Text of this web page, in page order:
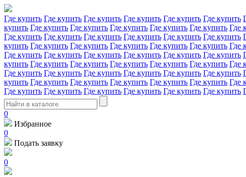
Где купить Где купить Где купить Где купить Где купить Где купить
купить Где купить Где купить Где купить Где купить Где купить Где
Где купить Где купить Где купить Где купить Где купить Где купить
купить Где купить Где купить Где купить Где купить Где купить Где
Где купить Где купить Где купить Где купить Где купить Где купить
купить Где купить Где купить Где купить Где купить Где купить Где
Где купить Где купить Где купить Где купить Где купить Где купить
купить Где купить Где купить Где купить Где купить Где купить Где
Где купить Где купить Где купить Где купить Где купить Где купить
0
Избранное
0
Подать заявку
0